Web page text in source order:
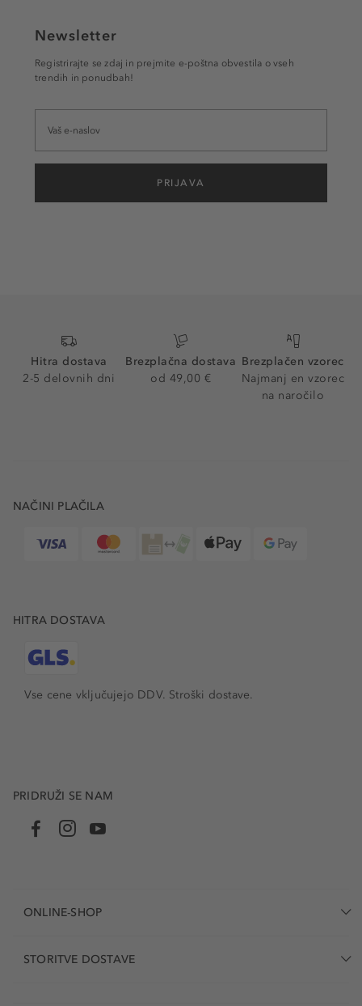
Newsletter
Registrirajte se zdaj in prejmite e-poštna obvestila o vseh
trendih in ponudbah!
PRIJAVA
Hitra dostava
2-5 delovnih dni
Brezplačna dostava
od 49,00 €
Brezplačen vzorec
Najmanj en vzorec
na naročilo
NAČINI PLAČILA
HITRA DOSTAVA
Vse cene vključujejo DDV. Stroški dostave.
PRIDRUŽI SE NAM
ONLINE-SHOP
STORITVE DOSTAVE